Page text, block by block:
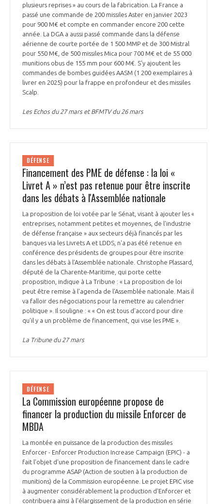
plusieurs reprises » au cours de la fabrication. La France a
passé une commande de 200 missiles Aster en janvier 2023
pour 900 M€ et compte en commander encore 200 cette
année. La DGA a aussi passé commande dans la défense
aérienne de courte portée de 1 500 MMP et de 300 Mistral
pour 550 M€, de 500 missiles Mica pour 700 M€ et de 55 000
munitions obus de 155 mm pour 600 M€. S'y ajoutent les
commandes de bombes guidées AASM (1 200 exemplaires à
livrer en 2025) pour la frappe en profondeur et des missiles
Scalp.
Les Echos du 27 mars et BFMTV du 26 mars
DÉFENSE
Financement des PME de défense : la loi «
Livret A » n’est pas retenue pour être inscrite
dans les débats à l'Assemblée nationale
La proposition de loi votée par le Sénat, visant à ajouter les «
entreprises, notamment petites et moyennes, de l'industrie
de défense française » aux secteurs déjà financés par les
banques via les Livrets A et LDDS, n'a pas été retenue en
conférence des présidents de groupes pour être inscrite
dans les débats à l’Assemblée nationale. Christophe Plassard,
député de la Charente-Maritime, qui porte cette
proposition, indique à La Tribune : « La proposition de loi
peut être remise à l'agenda de l'Assemblée nationale. Mais il
va falloir des négociations pour la remettre au calendrier
politique ». Il souligne : « « On est tous d'accord pour dire
qu'il y a un problème de financement, qui vise les PME ».
La Tribune du 27 mars
DÉFENSE
La Commission européenne propose de
financer la production du missile Enforcer de
MBDA
La montée en puissance de la production des missiles
Enforcer - Enforcer Production Increase Campaign (EPIC) - a
fait l'objet d'une proposition de financement dans le cadre
du programme ASAP (Action de soutien à la production de
munitions) de la Commission européenne. Le projet EPIC vise
à augmenter considérablement la production d'Enforcer et
contribuera ainsi à l'élargissement de la production en série